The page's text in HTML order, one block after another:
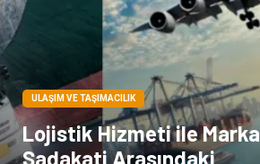
ULAŞIM VE TAŞIMACILIK
Lojistik Hizmeti ile Marka
Sadakati Arasındaki